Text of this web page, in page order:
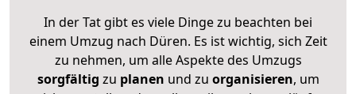
In der Tat gibt es viele Dinge zu beachten bei
einem Umzug nach Düren. Es ist wichtig, sich Zeit
zu nehmen, um alle Aspekte des Umzugs
sorgfältig zu planen und zu organisieren, um